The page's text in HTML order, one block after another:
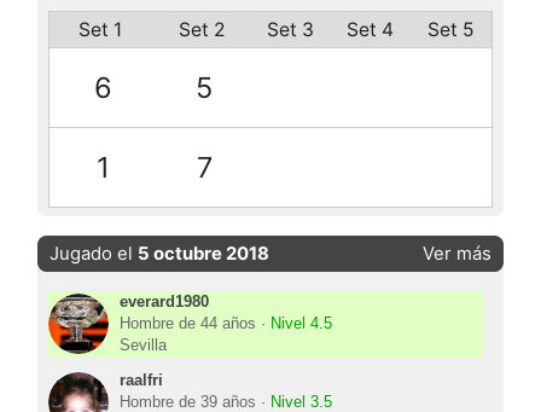
Set 1 Set 2 Set 3 Set 4 Set 5
6 5
1 7
Jugado el 5 octubre 2018 Ver más
everard1980
Hombre de 44 años · Nivel 4.5
Sevilla
raalfri
Hombre de 39 años · Nivel 3.5